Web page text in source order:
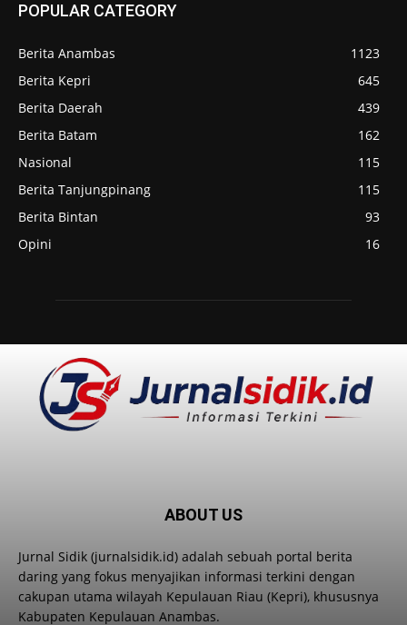
POPULAR CATEGORY
Berita Anambas
1123
Berita Kepri
645
Berita Daerah
439
Berita Batam
162
Nasional
115
Berita Tanjungpinang
115
Berita Bintan
93
Opini
16
ABOUT US
Jurnal Sidik (jurnalsidik.id) adalah sebuah portal berita
daring yang fokus menyajikan informasi terkini dengan
cakupan utama wilayah Kepulauan Riau (Kepri), khususnya
Kabupaten Kepulauan Anambas.